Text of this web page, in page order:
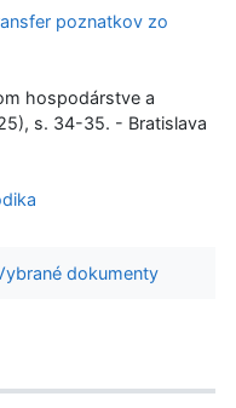
poznatkov zo
hospodárstve a
s. 34-35. - Bratislava
dokumenty